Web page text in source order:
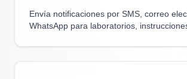
Envía notificaciones por SMS, correo
WhatsApp para laboratorios,